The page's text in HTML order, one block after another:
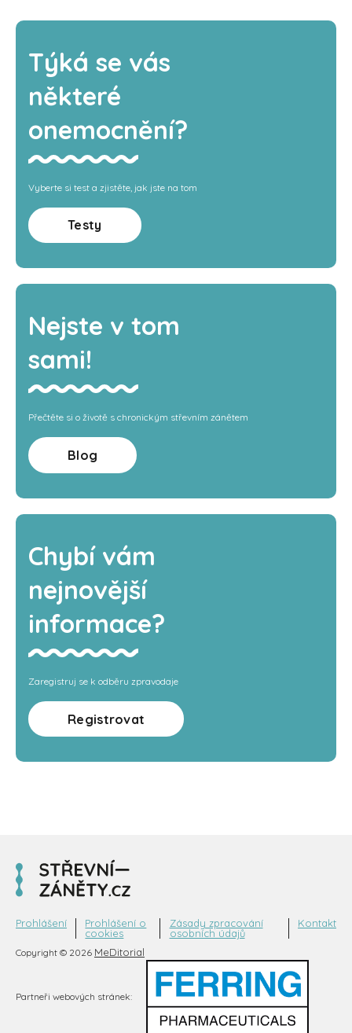
Týká se vás
některé
onemocnění?
Vyberte si test a zjistěte, jak jste na tom
Testy
Nejste v tom
sami!
Přečtěte si o životě s chronickým střevním zánětem
Blog
Chybí vám
nejnovější
informace?
Zaregistruj se k odběru zpravodaje
Registrovat
Copyright © 2026 MeDitorial
Prohlášení
Prohlášení o
cookies
Zásady zpracování
osobních údajů
Kontakt
Partneři webových stránek: